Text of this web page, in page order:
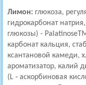
Лимон: глюкоза,
гидрокарбонат
глюкозы) -
карбонат кальция,
ксантановой камеди,
ароматизатор, калий
(L ‑ аскорбиновая